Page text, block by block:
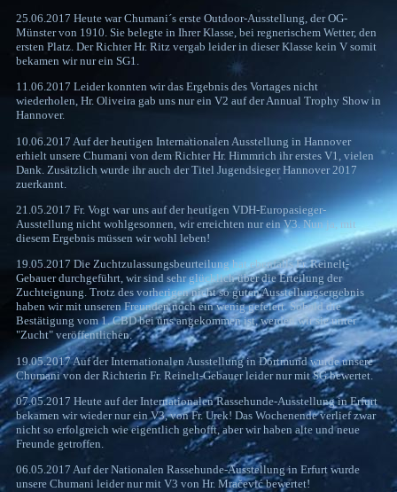
25.06.2017 Heute war Chumani´s erste Outdoor-Ausstellung, der OG-
Münster von 1910. Sie belegte in Ihrer Klasse, bei regnerischem Wetter, den
ersten Platz. Der Richter Hr. Ritz vergab leider in dieser Klasse kein V somit
bekamen wir nur ein SG1.
11.06.2017 Leider konnten wir das Ergebnis des Vortages nicht
wiederholen, Hr. Oliveira gab uns nur ein V2 auf der Annual Trophy Show in
Hannover.
10.06.2017 Auf der heutigen Internationalen Ausstellung in Hannover
erhielt unsere Chumani von dem Richter Hr. Himmrich ihr erstes V1, vielen
Dank. Zusätzlich wurde ihr auch der Titel Jugendsieger Hannover 2017
zuerkannt.
21.05.2017 Fr. Vogt war uns auf der heutigen VDH-Europasieger-
Ausstellung nicht wohlgesonnen, wir erreichten nur ein V3. Nun ja, mit
diesem Ergebnis müssen wir wohl leben!
19.05.2017 Die Zuchtzulassungsbeurteilung hat ebenfalls Fr. Reinelt-
Gebauer durchgeführt, wir sind sehr glücklich über die Erteilung der
Zuchteignung. Trotz des vorherigen nicht so guten Ausstellungsergebnis
haben wir mit unseren Freunden noch ein wenig gefeiert. Sobald die
Bestätigung vom 1. CBD bei uns angekommen ist, werden wir sie unter
"Zucht" veröffentlichen.
19.05.2017 Auf der Internationalen Ausstellung in Dortmund wurde unsere
Chumani von der Richterin Fr. Reinelt-Gebauer leider nur mit SG bewertet.
07.05.2017 Heute auf der Internationalen Rassehunde-Ausstellung in Erfurt
bekamen wir wieder nur ein V3, von Fr. Urek! Das Wochenende verlief zwar
nicht so erfolgreich wie eigentlich gehofft, aber wir haben alte und neue
Freunde getroffen.
06.05.2017 Auf der Nationalen Rassehunde-Ausstellung in Erfurt wurde
unsere Chumani leider nur mit V3 von Hr. Mračević bewertet!